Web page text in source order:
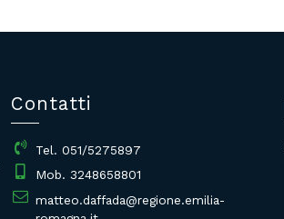
Contatti
Tel. 051/5275897
Mob. 3248658801
matteo.daffada@regione.emilia-